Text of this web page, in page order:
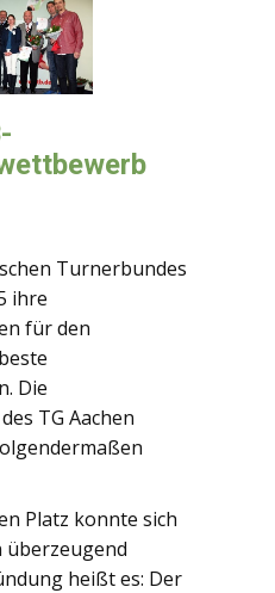
Turnerbundes
ihre
für den
Die
TG Aachen
Platz konnte sich
überzeugend
heißt es: Der